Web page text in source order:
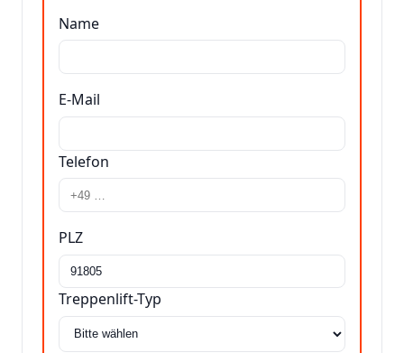
Name
E-Mail
Telefon
PLZ
Treppenlift-Typ